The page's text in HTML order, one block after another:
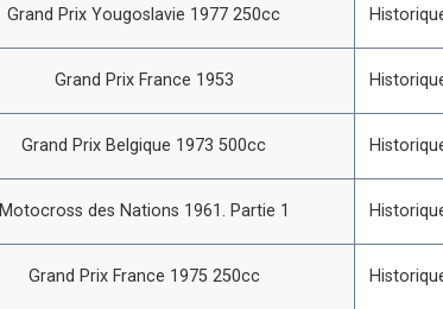
Grand Prix Yougoslavie 1977 250cc
Grand Prix France 1953
Grand Prix Belgique 1973 500cc
Motocross des Nations 1961. Partie 1
Grand Prix France 1975 250cc